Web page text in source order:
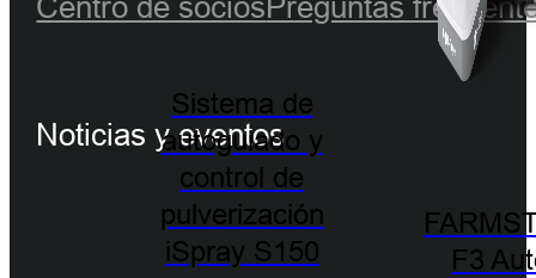
Sistema de
autoguiado y
control de
pulverización
iSpray S150
F3
Noticias y eventos